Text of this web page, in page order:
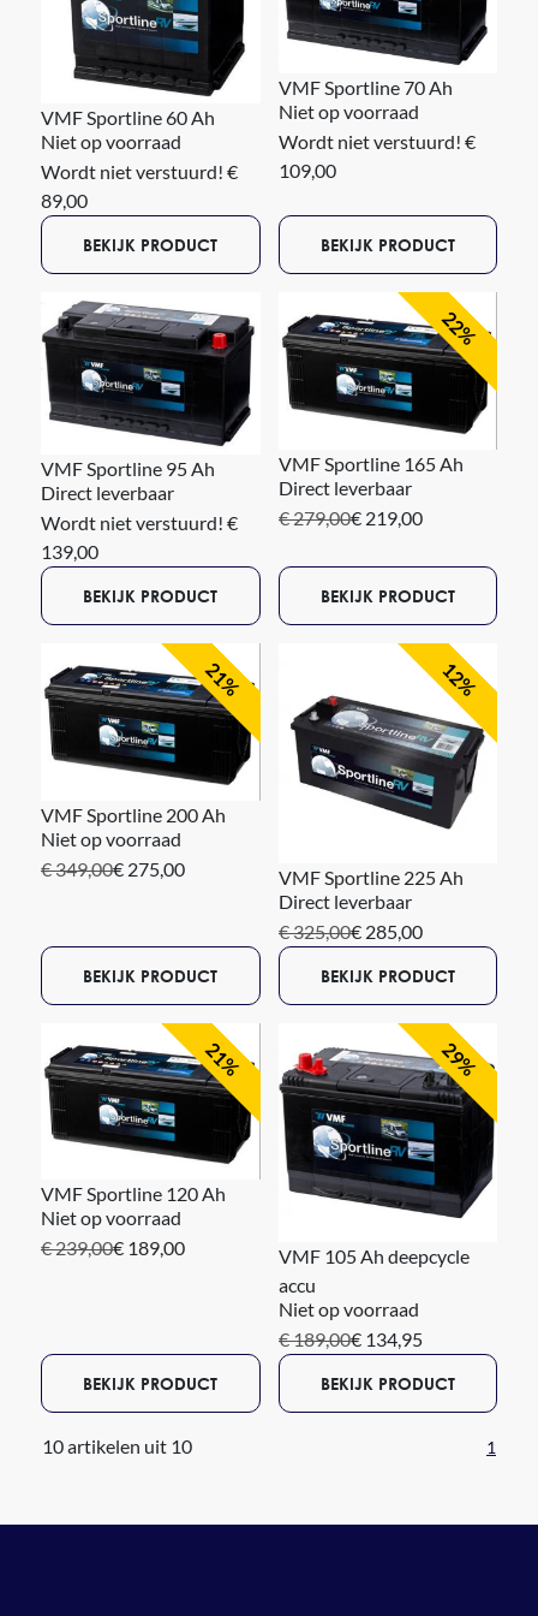
lekken. Dit heeft als voordeel dat je de accu ook gekanteld kunt
plaatsen en dat de kans op lekkage er simpelweg niet meer
is. AGM accu's hebben (mits deze goed worden gebruikt) een
langere levensduur dan een conventionele accu.
AGM accu's kun je dieper ontladen dan gewone "natte" accu's.
Let wel op dat te ver ontladen ook voor dit type accu funest is.
Twijfelt u over de juiste keuze? Wij helpen u graag op weg met
een passend advies.
VMF Sportline 60 Ah
Niet op voorraad
Wordt niet verstuurd! €
89,00
BEKIJK PRODUCT
VMF Sportline 70 Ah
Niet op voorraad
Wordt niet verstuurd! €
109,00
BEKIJK PRODUCT
VMF Sportline 95 Ah
Direct leverbaar
Wordt niet verstuurd! €
139,00
BEKIJK PRODUCT
22%
VMF Sportline 165 Ah
Direct leverbaar
€ 279,00€ 219,00
BEKIJK PRODUCT
21%
VMF Sportline 200 Ah
Niet op voorraad
€ 349,00€ 275,00
BEKIJK PRODUCT
12%
VMF Sportline 225 Ah
Direct leverbaar
€ 325,00€ 285,00
BEKIJK PRODUCT
21%
VMF Sportline 120 Ah
Niet op voorraad
€ 239,00€ 189,00
BEKIJK PRODUCT
29%
VMF 105 Ah deepcycle
accu
Niet op voorraad
€ 189,00€ 134,95
BEKIJK PRODUCT
10 artikelen uit 10 1